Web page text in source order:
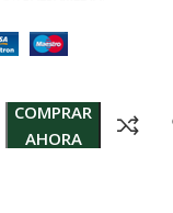
COMPRAR
AHORA